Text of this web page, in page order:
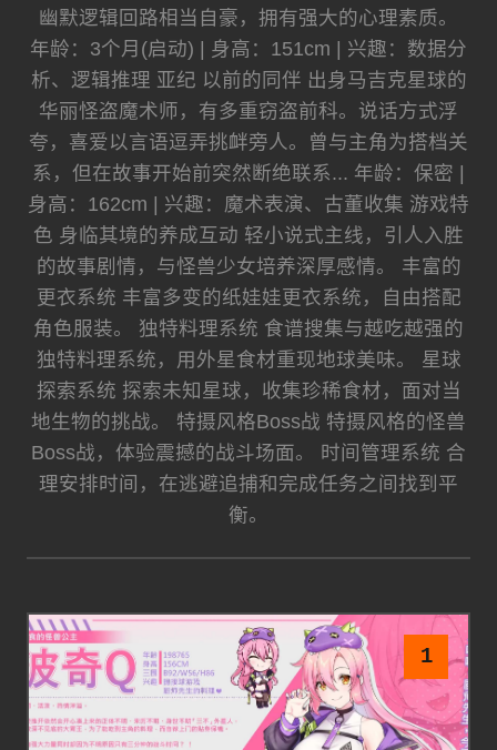
幽默逻辑回路相当自豪，拥有强大的心理素质。
年龄：3个月(启动) | 身高：151cm | 兴趣：数据分
析、逻辑推理 亚纪 以前的同伴 出身马吉克星球的
华丽怪盗魔术师，有多重窃盗前科。说话方式浮
夸，喜爱以言语逗弄挑衅旁人。曾与主角为搭档关
系，但在故事开始前突然断绝联系... 年龄：保密 |
身高：162cm | 兴趣：魔术表演、古董收集 游戏特
色 身临其境的养成互动 轻小说式主线，引人入胜
的故事剧情，与怪兽少女培养深厚感情。 丰富的
更衣系统 丰富多变的纸娃娃更衣系统，自由搭配
角色服装。 独特料理系统 食谱搜集与越吃越强的
独特料理系统，用外星食材重现地球美味。 星球
探索系统 探索未知星球，收集珍稀食材，面对当
地生物的挑战。 特摄风格Boss战 特摄风格的怪兽
Boss战，体验震撼的战斗场面。 时间管理系统 合
理安排时间，在逃避追捕和完成任务之间找到平
衡。
1